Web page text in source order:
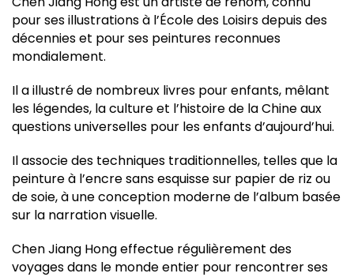
pour ses illustrations à l’École des Loisirs depuis des
décennies et pour ses peintures reconnues
mondialement.
Il a illustré de nombreux livres pour enfants, mêlant
les légendes, la culture et l’histoire de la Chine aux
questions universelles pour les enfants d’aujourd’hui.
Il associe des techniques traditionnelles, telles que la
peinture à l’encre sans esquisse sur papier de riz ou
de soie, à une conception moderne de l’album basée
sur la narration visuelle.
Chen Jiang Hong effectue régulièrement des
voyages dans le monde entier pour rencontrer ses